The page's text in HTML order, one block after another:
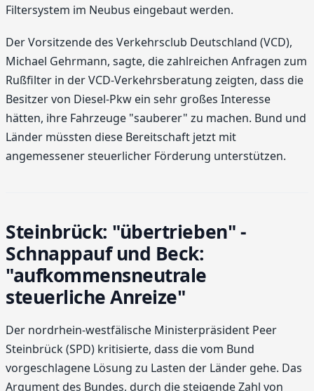
Filtersystem im Neubus eingebaut werden.
Der Vorsitzende des Verkehrsclub Deutschland (VCD),
Michael Gehrmann, sagte, die zahlreichen Anfragen zum
Rußfilter in der VCD-Verkehrsberatung zeigten, dass die
Besitzer von Diesel-Pkw ein sehr großes Interesse
hätten, ihre Fahrzeuge "sauberer" zu machen. Bund und
Länder müssten diese Bereitschaft jetzt mit
angemessener steuerlicher Förderung unterstützen.
Steinbrück: "übertrieben" -
Schnappauf und Beck:
"aufkommensneutrale
steuerliche Anreize"
Der nordrhein-westfälische Ministerpräsident Peer
Steinbrück (SPD) kritisierte, dass die vom Bund
vorgeschlagene Lösung zu Lasten der Länder gehe. Das
Argument des Bundes, durch die steigende Zahl von